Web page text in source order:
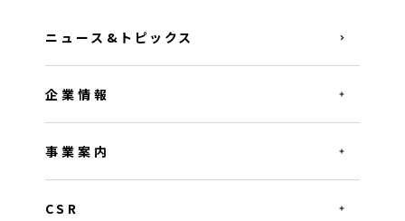
ニュース&トピックス
企業情報
事業案内
CSR